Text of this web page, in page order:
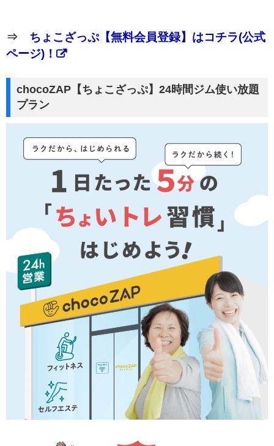
⇒ ちょこざっぷ【無料会員登録】はコチラ(公式
ページ)！
chocoZAP【ちょこざっぷ】24時間ジム使い放題
プラン